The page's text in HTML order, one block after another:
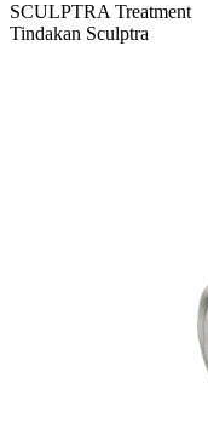
SCULPTRA Treatment
Tindakan Sculptra